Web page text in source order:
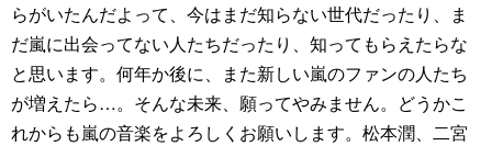
らがいたんだよって、今はまだ知らない世代だったり、ま
だ嵐に出会ってない人たちだったり、知ってもらえたらな
と思います。何年か後に、また新しい嵐のファンの人たち
が増えたら…。そんな未来、願ってやみません。どうかこ
れからも嵐の音楽をよろしくお願いします。松本潤、二宮